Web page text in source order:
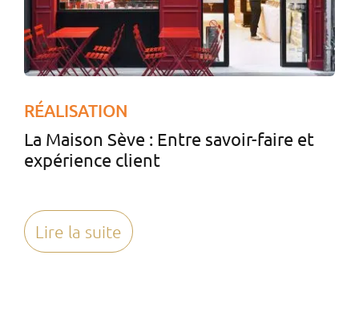
RÉALISATION
La Maison Sève : Entre savoir-faire et
expérience client
Lire la suite